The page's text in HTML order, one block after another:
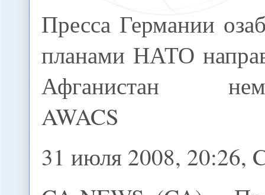
Пресса Германии
планами НАТО
Афганистан
AWACS
31 июля 2008, 20:26,